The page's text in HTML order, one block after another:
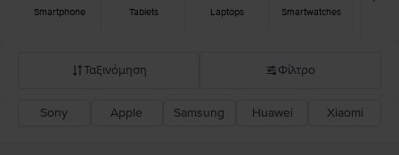
Smartphone Tablets Laptops Smartwatches
Ταξινόμηση
Σύσταση Flip
Φίλτρο
Sony Apple Samsung Huawei Xiaomi